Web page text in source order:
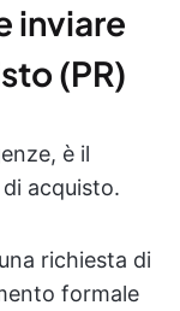
inviare
(PR)
è il
acquisto.
richiesta di
formale